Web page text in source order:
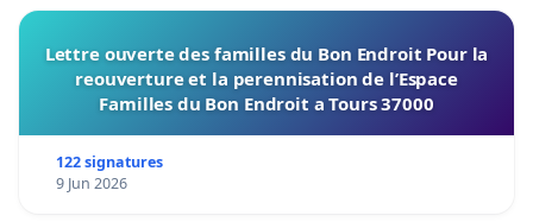
Lettre ouverte des familles du Bon Endroit Pour la
reouverture et la perennisation de l’Espace
Familles du Bon Endroit a Tours 37000
122 signatures
9 Jun 2026